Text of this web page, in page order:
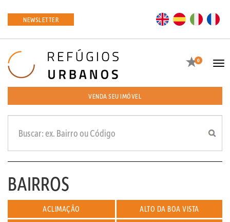
NEWSLETTER EN ES
Favoritos
0
VENDA SEU IMÓVEL
BAIRROS
ACLIMAÇÃO
ALTO DA BOA VISTA